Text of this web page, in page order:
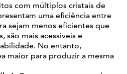
com múltiplos cristais de
uma eficiência entre
sejam menos eficientes que
são mais acessíveis e
No entanto,
maior para produzir a mesma